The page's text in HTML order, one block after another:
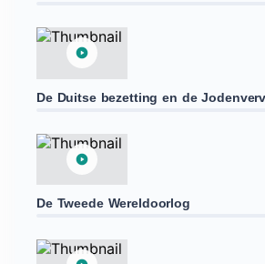
De Duitse bezetting en de
De Tweede Wereldoorlog